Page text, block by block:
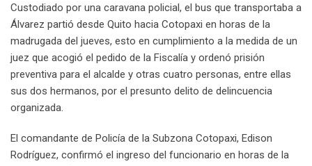
Custodiado por una caravana policial, el bus que transportaba a
Álvarez partió desde Quito hacia Cotopaxi en horas de la
madrugada del jueves, esto en cumplimiento a la medida de un
juez que acogió el pedido de la Fiscalía y ordenó prisión
preventiva para el alcalde y otras cuatro personas, entre ellas
sus dos hermanos, por el presunto delito de delincuencia
organizada.
El comandante de Policía de la Subzona Cotopaxi, Edison
Rodríguez, confirmó el ingreso del funcionario en horas de la